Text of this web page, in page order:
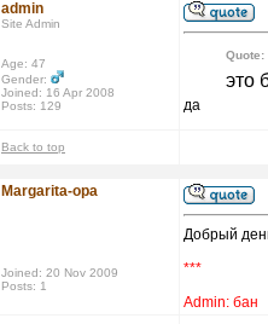
admin
Site Admin
Age: 47
Gender:
Joined: 16 Apr 2008
Posts: 129
Quote:
это
да
Back to top
Margarita-opa
Joined: 20 Nov 2009
Posts: 1
Добрый
***
Admin: бан